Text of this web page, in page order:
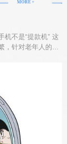
三角地区，智能
…… 马蹄声声催奋
前，在奋斗中迎来
节前工资时，黄
其专业的法律知识
”,企图让永金公司
作为逼迫我方妥胁
庭庭长黄琳的违法
四条、第六十九
杭州市优化营商环
件、程序对市场
MORE +
不是“提款机” 这
针对老年人的金
有点不理解：“我
修，李大爷却回答
儿，女儿表示对父
装修的房子。 再
投入一个“高收益